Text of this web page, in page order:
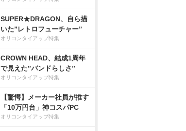
SUPER★DRAGON、自ら描
いた”レトロフューチャー”
オリコンタイアップ特集
CROWN HEAD、結成1周年
で見えた”バンドらしさ”
オリコンタイアップ特集
【驚愕】メーカー社員が推す
「10万円台」神コスパPC
オリコンタイアップ特集